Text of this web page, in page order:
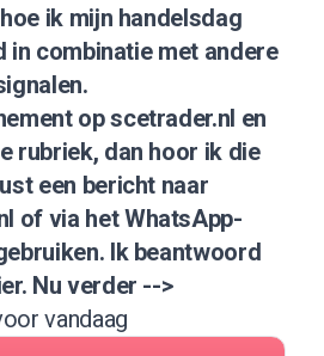
ik mijn handelsdag
in combinatie met andere
op scetrader.nl en
rubriek, dan hoor ik die
een bericht naar
of via het WhatsApp-
Ik beantwoord
Nu verder -->
vandaag